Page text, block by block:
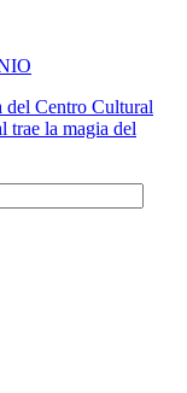
del Centro Cultural
trae la magia del